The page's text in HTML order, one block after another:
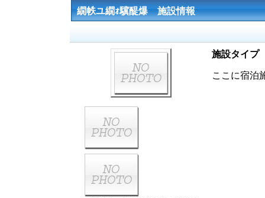
繝帙ユ繝ｫ驥醍爆 施設情報
施設タイプ
ここに宿泊